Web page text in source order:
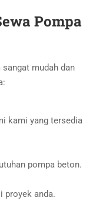
Pompa
sangat mudah dan
kami yang tersedia
pompa beton.
proyek anda.